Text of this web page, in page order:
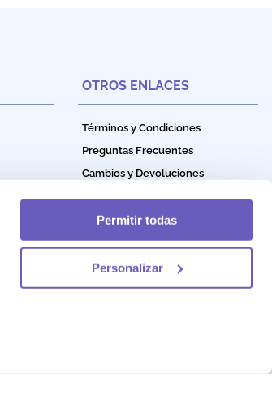
Permitir todas
Personalizar
OTROS ENLACES
Términos y Condiciones
Preguntas Frecuentes
Cambios y Devoluciones
Política de Privacidad
Política de Garantía
Política de Cookies